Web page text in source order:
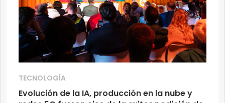
TECNOLOGÍA
Evolución de la IA, producción en la nube y